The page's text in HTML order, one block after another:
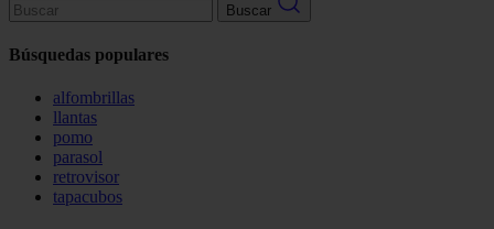
Buscar
Búsquedas populares
alfombrillas
llantas
pomo
parasol
retrovisor
tapacubos